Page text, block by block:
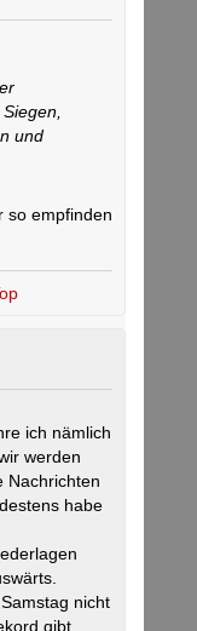
und
so empfinden
ich nämlich
werden
Nachrichten
habe
nicht
gibt…